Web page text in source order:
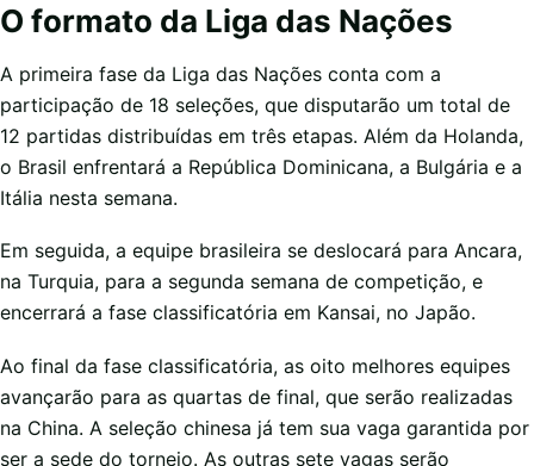
O formato da Liga das Nações
A primeira fase da Liga das Nações conta com a
participação de 18 seleções, que disputarão um total de
12 partidas distribuídas em três etapas. Além da Holanda,
o Brasil enfrentará a República Dominicana, a Bulgária e a
Itália nesta semana.
Em seguida, a equipe brasileira se deslocará para Ancara,
na Turquia, para a segunda semana de competição, e
encerrará a fase classificatória em Kansai, no Japão.
Ao final da fase classificatória, as oito melhores equipes
avançarão para as quartas de final, que serão realizadas
na China. A seleção chinesa já tem sua vaga garantida por
ser a sede do torneio. As outras sete vagas serão